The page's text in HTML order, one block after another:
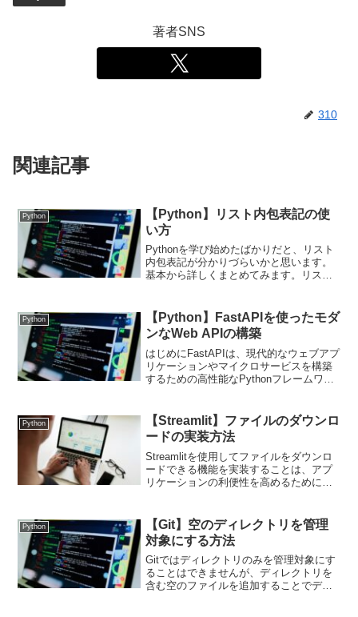
著者SNS
310
関連記事
Python
【Python】リスト内包表記の使
い方
Pythonを学び始めたばかりだと、リスト
内包表記が分かりづらいかと思います。
基本から詳しくまとめてみます。リスト
コードの簡潔性リスト内包表記を使うこ
とで、通常のf...
Python
【Python】FastAPIを使ったモダ
ンなWeb APIの構築
はじめにFastAPIは、現代的なウェブアプ
リケーションやマイクロサービスを構築
するための高性能なPythonフレームワー
ることで、開発者がより早く安全にア...
Python
【Streamlit】ファイルのダウンロ
ードの実装方法
Streamlitを使用してファイルをダウンロ
ードできる機能を実装することは、アプ
リケーションの利便性を高めるために役
用して簡単にファイルをダウンロード
で...
Python
【Git】空のディレクトリを管理
対象にする方法
Gitではディレクトリのみを管理対象にす
ることはできませんが、ディレクトリを
含む空のファイルを追加することでディ